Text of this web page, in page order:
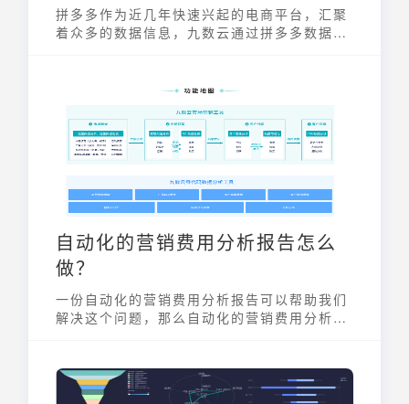
拼多多作为近几年快速兴起的电商平台，汇聚
着众多的数据信息，九数云通过拼多多数据统
自动化的营销费用分析报告怎么
做？
一份自动化的营销费用分析报告可以帮助我们
解决这个问题，那么自动化的营销费用分析报